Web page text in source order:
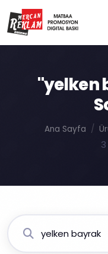
"yelken
Ana Sayfa